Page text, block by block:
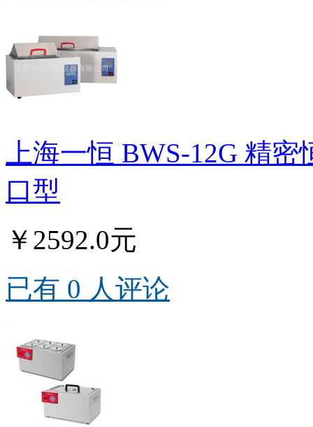
上海一恒 BWS-12G 精
口型
￥2592.0元
已有 0 人评论